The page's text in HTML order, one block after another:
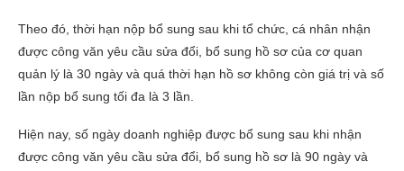
Theo đó, thời hạn nộp bổ sung sau khi tổ chức, cá nhân nhận
được công văn yêu cầu sửa đổi, bổ sung hồ sơ của cơ quan
quản lý là 30 ngày và quá thời hạn hồ sơ không còn giá trị và số
lần nộp bổ sung tối đa là 3 lần.
Hiện nay, số ngày doanh nghiệp được bổ sung sau khi nhận
được công văn yêu cầu sửa đổi, bổ sung hồ sơ là 90 ngày và